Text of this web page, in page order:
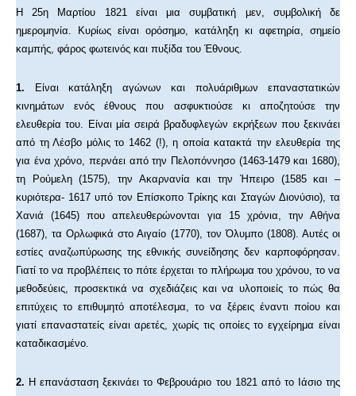
Η 25η Μαρτίου 1821 είναι μια συμβατική μεν, συμβολική δε
ημερομηνία. Κυρίως είναι ορόσημο, κατάληξη κι αφετηρία, σημείο
καμπής, φάρος φωτεινός και πυξίδα του Έθνους.
1. Είναι κατάληξη αγώνων και πολυάριθμων επαναστατικών
κινημάτων ενός έθνους που ασφυκτιούσε κι αποζητούσε την
ελευθερία του. Είναι μία σειρά βραδυφλεγών εκρήξεων που ξεκινάει
από τη Λέσβο μόλις το 1462 (!), η οποία κατακτά την ελευθερία της
για ένα χρόνο, περνάει από την Πελοπόννησο (1463-1479 και 1680),
τη Ρούμελη (1575), την Ακαρνανία και την Ήπειρο (1585 και –
κυριότερα- 1617 υπό τον Επίσκοπο Τρίκης και Σταγών Διονύσιο), τα
Χανιά (1645) που απελευθερώνονται για 15 χρόνια, την Αθήνα
(1687), τα Ορλωφικά στο Αιγαίο (1770), τον Όλυμπο (1808). Αυτές οι
εστίες αναζωπύρωσης της εθνικής συνείδησης δεν καρποφόρησαν.
Γιατί το να προβλέπεις το πότε έρχεται το πλήρωμα του χρόνου, το να
μεθοδεύεις, προσεκτικά να σχεδιάζεις και να υλοποιείς το πώς θα
επιτύχεις το επιθυμητό αποτέλεσμα, το να ξέρεις έναντι ποίου και
γιατί επαναστατείς είναι αρετές, χωρίς τις οποίες το εγχείρημα είναι
καταδικασμένο.
2. Η επανάσταση ξεκινάει το Φεβρουάριο του 1821 από το Ιάσιο της